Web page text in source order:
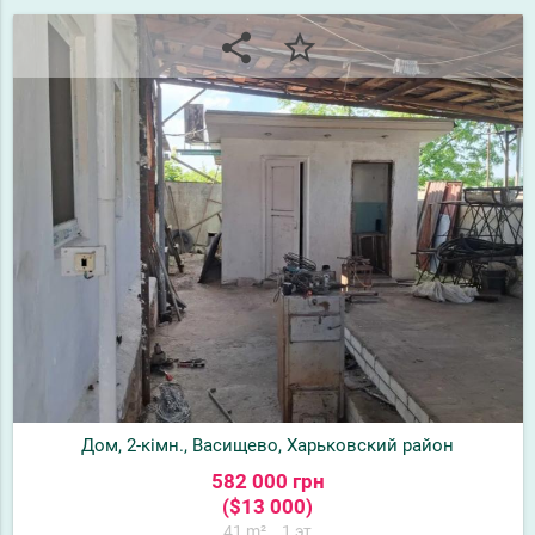
share star_border
Дом, 2-кімн., Васищево, Харьковский район
582 000 грн
($13 000)